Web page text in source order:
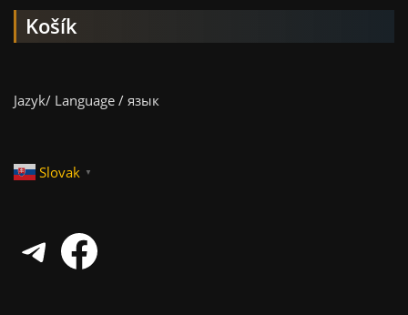
Košík
Jazyk/ Language / язык
Slovak ▼
Telegram
Facebook